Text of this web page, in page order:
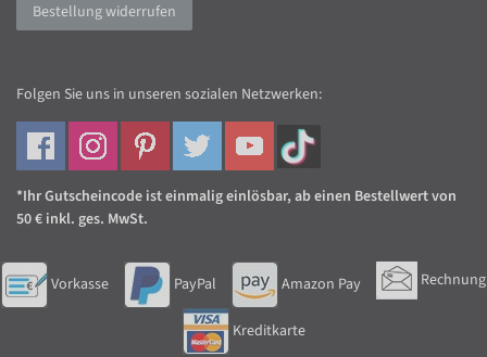
Bestellung widerrufen
Folgen Sie uns in unseren sozialen Netzwerken:
*Ihr Gutscheincode ist einmalig einlösbar, ab einen Bestellwert von
50 € inkl. ges. MwSt.
Vorkasse PayPal Amazon Pay Rechnung
Kreditkarte